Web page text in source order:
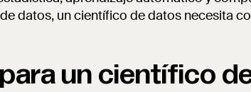
datos, un científico de datos necesita
un científico